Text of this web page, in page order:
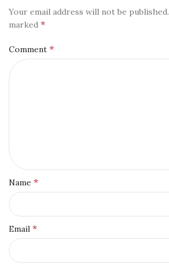
Your email address will not be published.
marked *
Comment *
Name *
Email *